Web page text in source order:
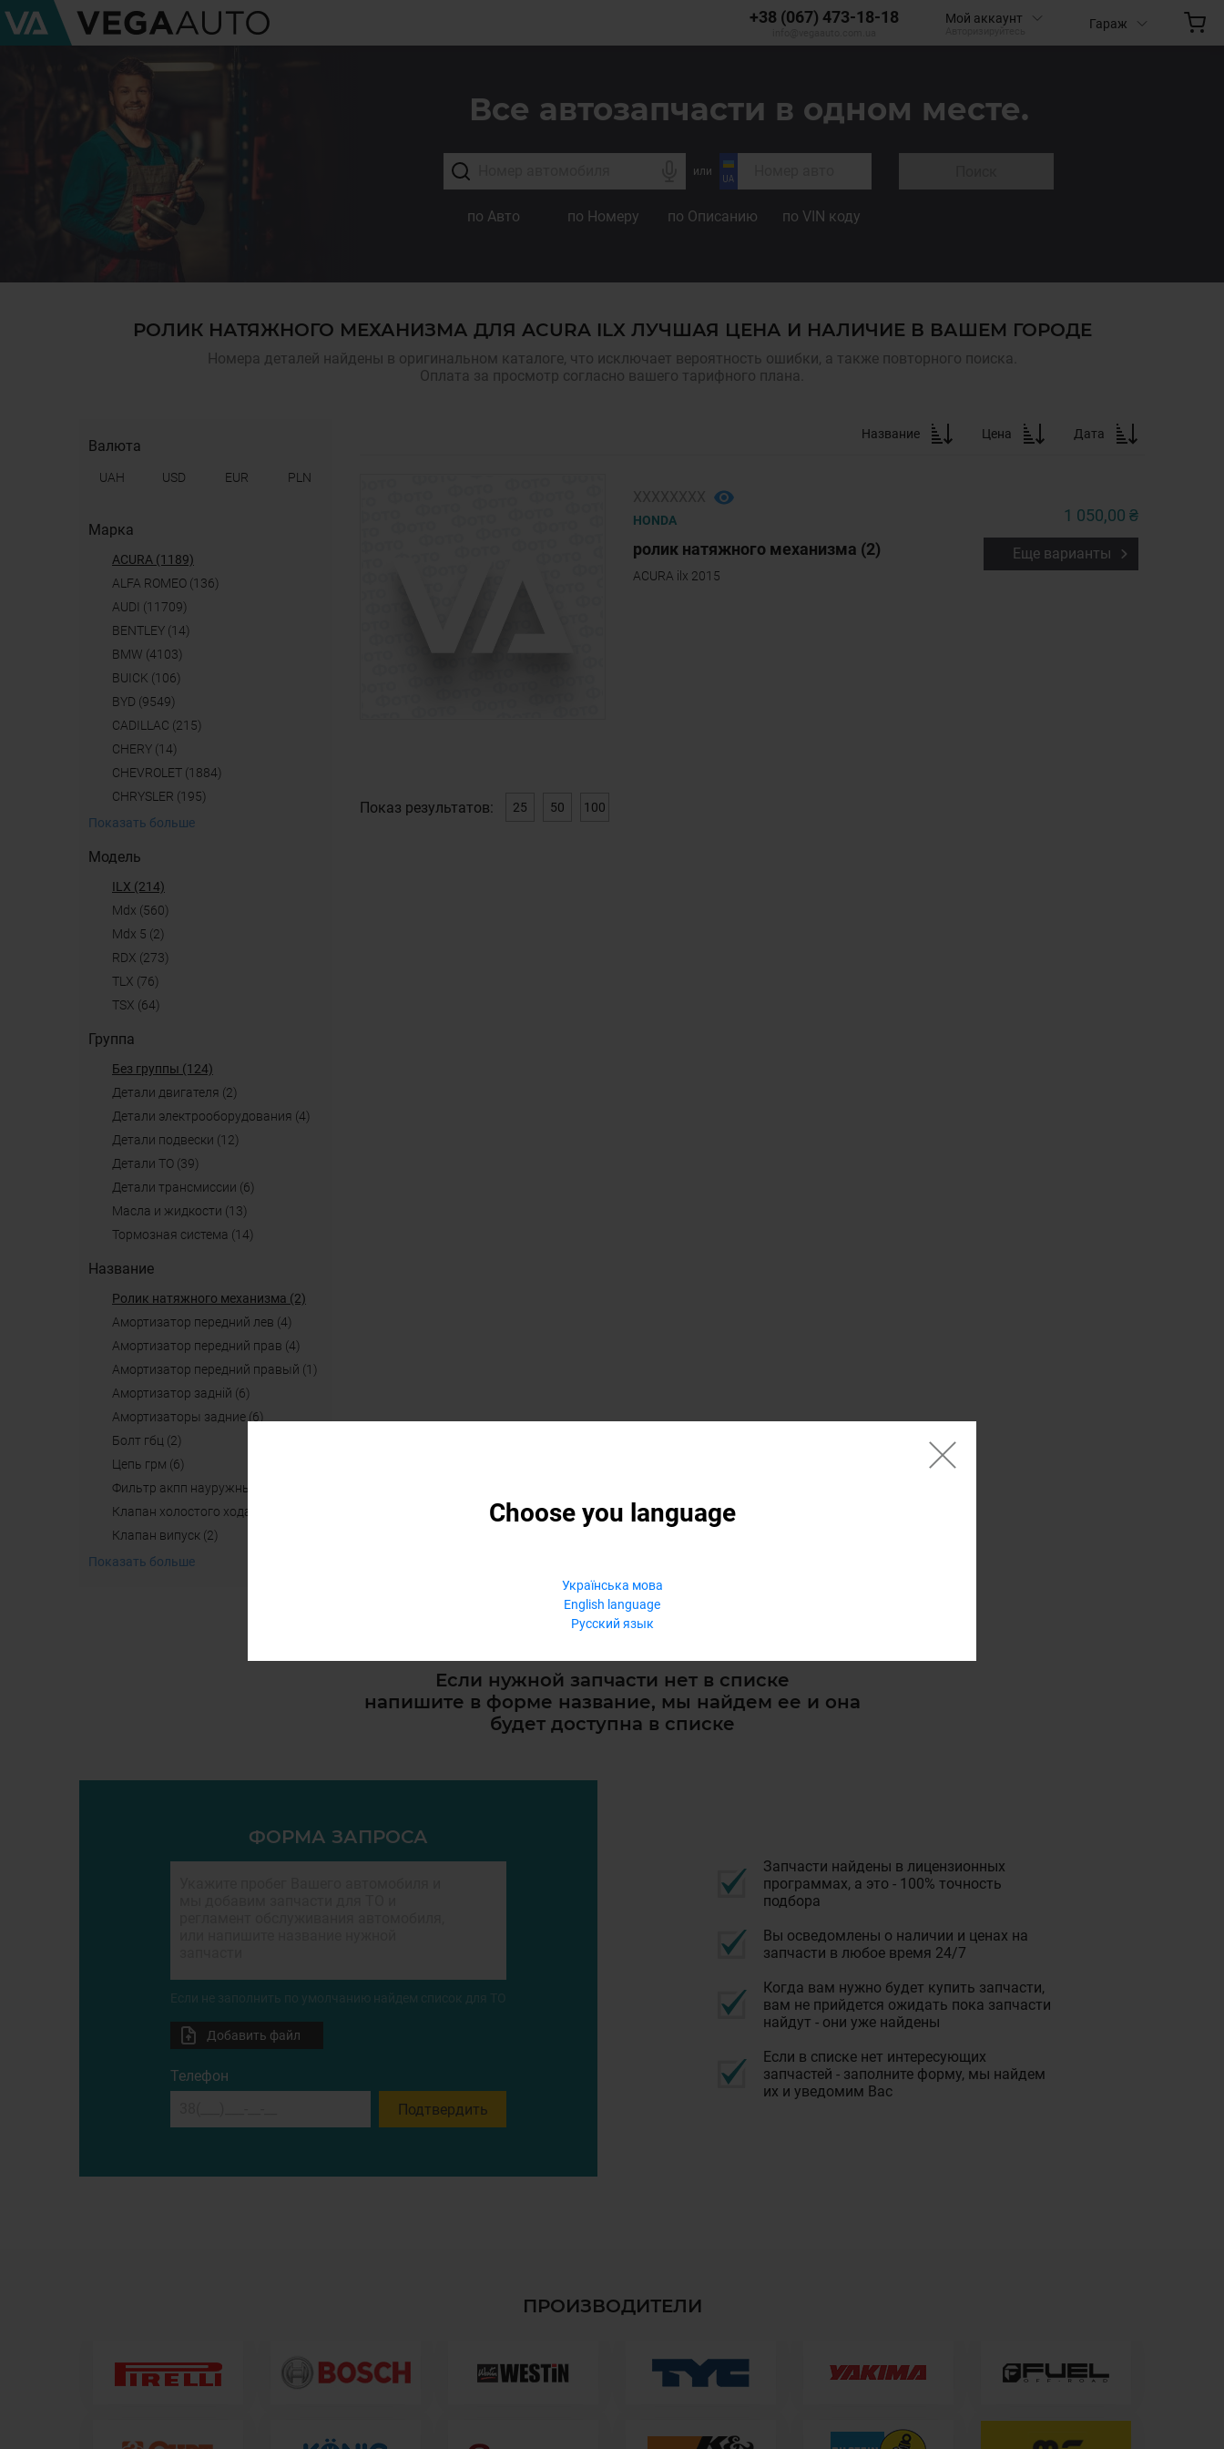
Choose you language
Українська мова
English language
Русский язык
+38 (067) 473-18-18 Мой аккаунт Гараж
Все автозапчасти в одном месте.
или
по Авто по Номеру по Описанию по VIN коду
РОЛИК НАТЯЖНОГО МЕХАНИЗМА ДЛЯ ACURA ILX ЛУЧШАЯ ЦЕНА И НАЛИЧИЕ В ВАШЕМ ГОРОДЕ
Номера деталей найдены в оригинальном каталоге, что исключает вероятность ошибки, а также повторного поиска.
Оплата за просмотр согласно вашего тарифного плана.
Валюта
UAH USD EUR PLN
Марка
ACURA (1189)
ALFA ROMEO (136)
AUDI (11709)
BENTLEY (14)
BMW (4103)
BUICK (106)
BYD (9549)
CADILLAC (215)
CHERY (14)
CHEVROLET (1884)
CHRYSLER (195)
Показать больше
Модель
ILX (214)
mdx (560)
mdx 5 (2)
RDX (273)
TLX (76)
TSX (64)
Группа
Без группы (124)
детали двигателя (2)
детали электрооборудования (4)
детали подвески (12)
детали ТО (39)
детали трансмиссии (6)
масла и жидкости (13)
тормозная система (14)
Название
ролик натяжного механизма (2)
амортизатор передний лев (4)
амортизатор передний прав (4)
амортизатор передний правый (1)
амортизатор задній (6)
амортизаторы задние (6)
болт гбц (2)
цепь грм (6)
фильтр акпп науружный (4)
клапан холостого хода (2)
клапан випуск (2)
Показать больше
Название Цена Дата
HONDA
ролик натяжного механизма (2)
ACURA ilx 2015
1 050,00 ₴
Еще варианты
Показ результатов: 25 50 100
Если нужной запчасти нет в списке
напишите в форме название, мы найдем ее и она
будет доступна в списке
ФОРМА ЗАПРОСА
Если не заполнить по умолчанию найдем список для ТО
Добавить файл
Телефон
Подтвердить
Запчасти найдены в лицензионных
программах, а это - 100% точность
подбора
Вы осведомлены о наличии и ценах на
запчасти в любое время 24/7
Когда вам нужно будет купить запчасти,
вам не прийдется ожидать пока запчасти
найдут - они уже найдены
Если в списке нет интересующих
запчастей - заполните форму, мы найдем
их и уведомим Вас
ПРОИЗВОДИТЕЛИ